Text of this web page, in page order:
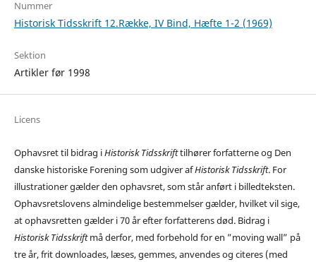
Nummer
Historisk Tidsskrift 12.Række, IV Bind, Hæfte 1-2 (1969)
Sektion
Artikler før 1998
Licens
Ophavsret til bidrag iHistorisk Tidsskrifttilhører forfatterne og Den
danske historiske Forening som udgiver afHistorisk Tidsskrift. For
illustrationer gælder den ophavsret, som står anført i billedteksten.
Ophavsretslovens almindelige bestemmelser gælder, hvilket vil sige,
at ophavsretten gælder i 70 år efter forfatterens død. Bidrag i
Historisk Tidsskriftmå derfor, med forbehold for en ”moving wall” på
tre år, frit downloades, læses, gemmes, anvendes og citeres (med